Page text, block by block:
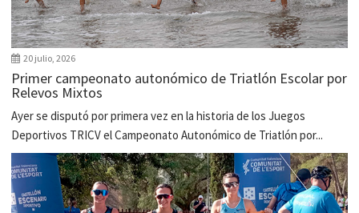
20 julio, 2026
Primer campeonato autonómico de Triatlón Escolar por
Relevos Mixtos
Ayer se disputó por primera vez en la historia de los Juegos
Deportivos TRICV el Campeonato Autonómico de Triatlón por...